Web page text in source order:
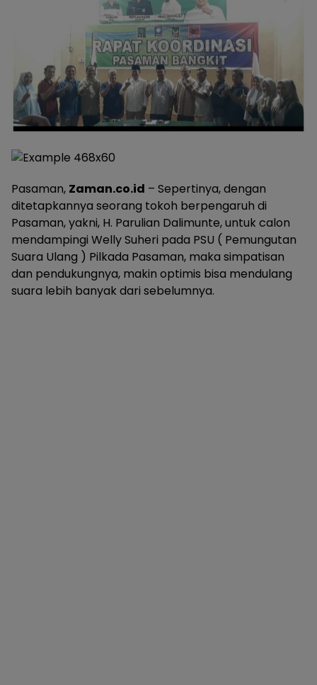
Pasaman, Zaman.co.id – Sepertinya, dengan
ditetapkannya seorang tokoh berpengaruh di
Pasaman, yakni, H. Parulian Dalimunte, untuk calon
mendampingi Welly Suheri pada PSU ( Pemungutan
Suara Ulang ) Pilkada Pasaman, maka simpatisan
dan pendukungnya, makin optimis bisa mendulang
suara lebih banyak dari sebelumnya.